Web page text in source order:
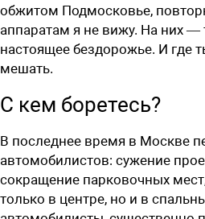
обжитом Подмосковье,
аппаратам я не вижу. На них —
настоящее бездорожье. И где
мешать.
С кем боретесь?
В последнее время в Москве
автомобилистов: сужение
сокращение парковочных
только в центре, но и в